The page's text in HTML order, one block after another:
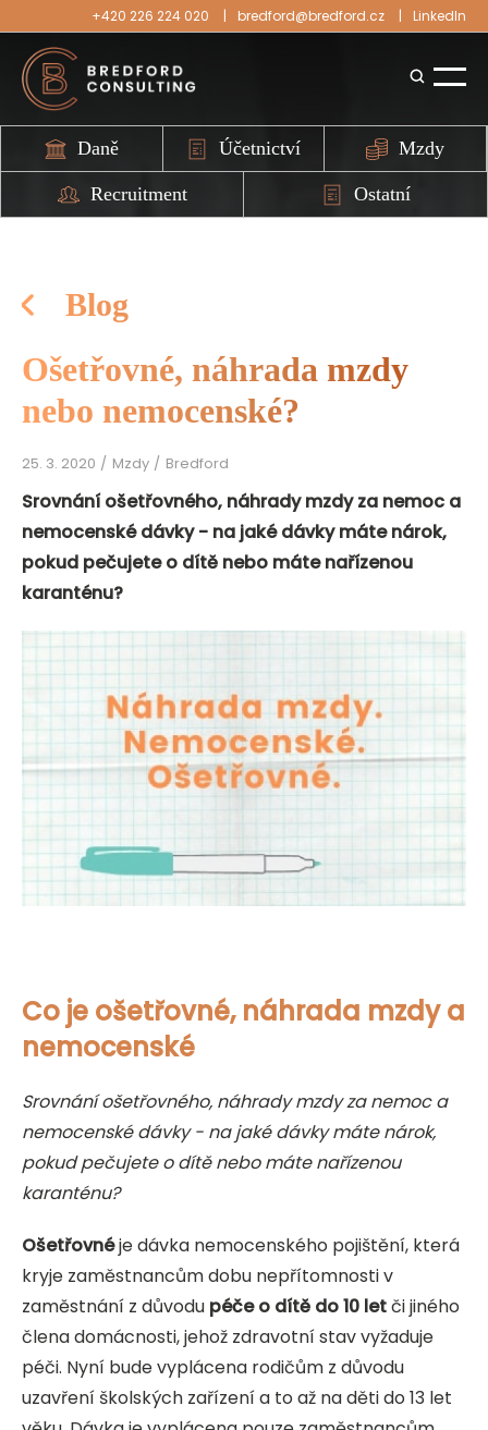
+420 226 224 020 bredford@bredford.cz LinkedIn
Daně Účetnictví Mzdy
Recruitment Ostatní
Blog
Ošetřovné, náhrada mzdy
nebo nemocenské?
25. 3. 2020 Mzdy Bredford
Srovnání ošetřovného, náhrady mzdy za nemoc a
nemocenské dávky - na jaké dávky máte nárok,
pokud pečujete o dítě nebo máte nařízenou
karanténu?
Co je ošetřovné, náhrada mzdy a
nemocenské
Srovnání ošetřovného, náhrady mzdy za nemoc a
nemocenské dávky - na jaké dávky máte nárok,
pokud pečujete o dítě nebo máte nařízenou
karanténu?
Ošetřovnéje dávka nemocenského pojištění, která
kryje zaměstnancům dobu nepřítomnosti v
zaměstnání z důvodu péče o dítě do 10 letči jiného
člena domácnosti, jehož zdravotní stav vyžaduje
péči. Nyní bude vyplácena rodičům z důvodu
uzavření školských zařízení a to až na děti do 13 let